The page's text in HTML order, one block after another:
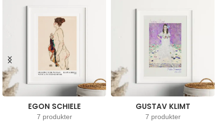
EGON SCHIELE
7 produkter
GUSTAV KLIMT
7 produkter